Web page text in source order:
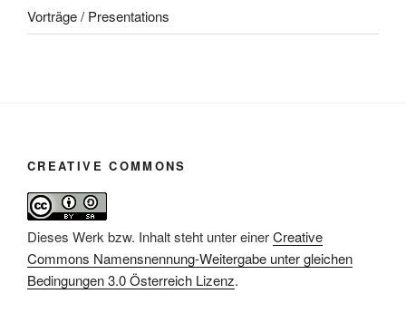
Vorträge / Presentations
CREATIVE COMMONS
Dieses Werk bzw. Inhalt steht unter einerCreative
Commons Namensnennung-Weitergabe unter gleichen
Bedingungen 3.0 Österreich Lizenz.